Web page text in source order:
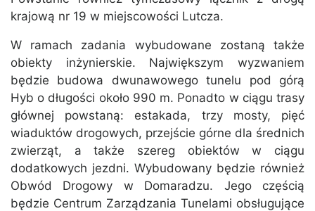
krajową nr 19 w miejscowości Lutcza.
W ramach zadania wybudowane zostaną także
obiekty inżynierskie. Największym wyzwaniem
będzie budowa dwunawowego tunelu pod górą
Hyb o długości około 990 m. Ponadto w ciągu trasy
głównej powstaną: estakada, trzy mosty, pięć
wiaduktów drogowych, przejście górne dla średnich
zwierząt, a także szereg obiektów w ciągu
dodatkowych jezdni. Wybudowany będzie również
Obwód Drogowy w Domaradzu. Jego częścią
będzie Centrum Zarządzania Tunelami obsługujące